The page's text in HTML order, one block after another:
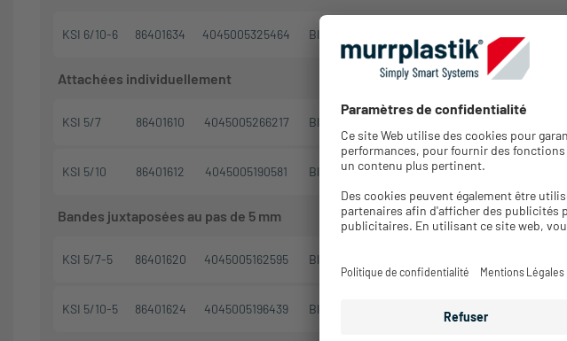
KSI 6/10-6 86401634 4045005325464 Blanc
Attachées individuellement
KSI 5/7 86401610 4045005266217 Blanc
KSI 5/10 86401612 4045005190581 Blanc 1020 1020
Bandes juxtaposées au pas de 5 mm
KSI 5/7-5 86401620 4045005162595 Blanc
KSI 5/10-5 86401624 4045005196439 Blanc